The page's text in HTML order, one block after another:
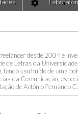
desde 2004 e
de Letras da
usufruído de uma
da Comunicação,
de António